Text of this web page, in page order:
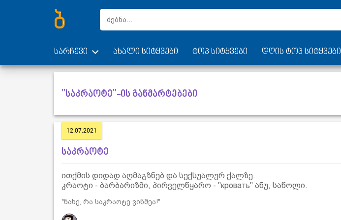
სარჩევი ახალი სიტყვები ტოპ სიტყვები დღის ტოპ სიტყვები
"საკრაოტე"-ის განმარტებები
12.07.2021
საკრაოტე
ითქმის დიდად აღმაგზნებ და სექსუალურ ქალზე.
კრაოტი - ბარბარიზმი, პირველწყარო - "кровать" ანუ, საწოლი.
"ნახე, რა საკრაოტე ვინმეა!"